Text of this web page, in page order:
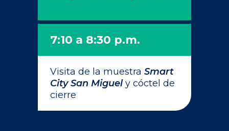
7:10 a 8:30 p.m.
Visita de la muestra Smart
City San Miguely cóctel de
cierre